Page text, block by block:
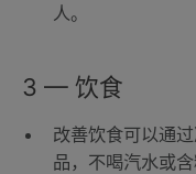
人。
3 — 饮食
改善饮食可以通
品，不喝汽水或含